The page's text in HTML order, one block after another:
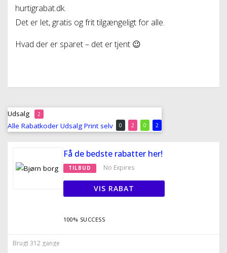
hurtigrabat.dk.
Det er let, gratis og frit tilgængeligt for alle.
Hvad der er sparet – det er tjent 😉
Udsalg 2
Alle 2
Rabatkoder 0
Udsalg 2
Print selv 0
Få de bedste rabatter her!
TILBUD No Expires
VIS RABAT
100% SUCCESS
Brugt 312 gange